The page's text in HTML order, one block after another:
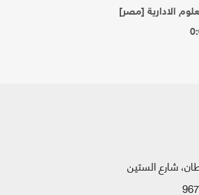
الادارية [مصر]
شارع الستين